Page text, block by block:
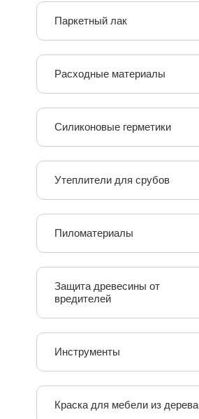
167 руб.
Adler Terra Wax-Oil
124 руб.
Паркетный лак
Расходные материалы
Силиконовые герметики
Утеплители для срубов
Пиломатериалы
Защита древесины от
вредителей
Инструменты
Краска для мебели из дерева